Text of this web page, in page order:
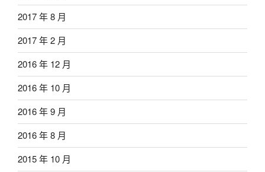
2017 年 8 月
2017 年 2 月
2016 年 12 月
2016 年 10 月
2016 年 9 月
2016 年 8 月
2015 年 10 月